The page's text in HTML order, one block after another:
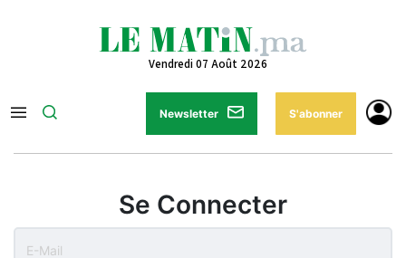
Vendredi 07 Août 2026
Newsletter S'abonner
Se Connecter